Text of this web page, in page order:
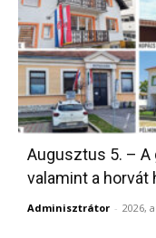
Augusztus 5. – A
valamint a horvát
Adminisztrátor - 2026,